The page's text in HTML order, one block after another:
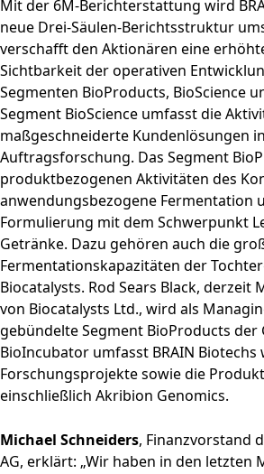
Mit der 6M-Berichterstattung wird
neue Drei-Säulen-Berichtsstruktur
verschafft den Aktionären eine
Sichtbarkeit der operativen
Segmenten BioProducts, BioScience
Segment BioScience umfasst die
maßgeschneiderte Kundenlösungen
Auftragsforschung. Das Segment
produktbezogenen Aktivitäten des
anwendungsbezogene Fermentation
Formulierung mit dem Schwerpunkt
Getränke. Dazu gehören auch die
Fermentationskapazitäten der
Biocatalysts. Rod Sears Black, derzeit
von Biocatalysts Ltd., wird als
gebündelte Segment BioProducts der
BioIncubator umfasst BRAIN Biotechs
Forschungsprojekte sowie die
einschließlich Akribion Genomics.
Michael Schneiders, Finanzvorstand
AG, erklärt: „Wir haben in den letzten